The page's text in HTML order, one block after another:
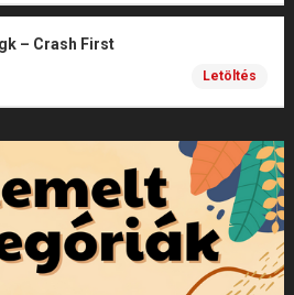
– Crash First
Letöltés